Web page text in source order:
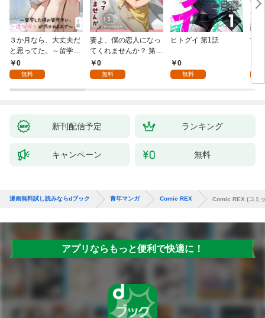
３か月なら、大丈夫だ
と思ってた。～留学し
た僕の留守中に、一途
な彼女が汚されるまで
0
無料
妻よ、僕の恋人になっ
てくれませんか？ 第1
話0
無料
ヒトグイ 第1話
0
無料
世
新刊配信予定 ランキング
キャンペーン 無料
漫画無料試し読みならdブック 青年マンガ Comic REX Comic REX (コミ
アプリならもっと便利で快適に！